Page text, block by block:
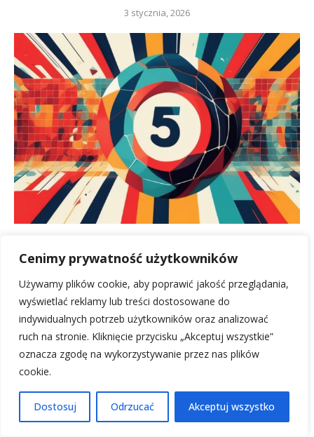
Cenimy prywatność użytkowników
Używamy plików cookie, aby poprawić jakość przeglądania,
wyświetlać reklamy lub treści dostosowane do
indywidualnych potrzeb użytkowników oraz analizować
ruch na stronie. Kliknięcie przycisku „Akceptuj wszystkie”
oznacza zgodę na wykorzystywanie przez nas plików
cookie.
Dostosuj Odrzucać Akceptuj wszystko
3 stycznia, 2026
roślinach
3 stycznia, 2026